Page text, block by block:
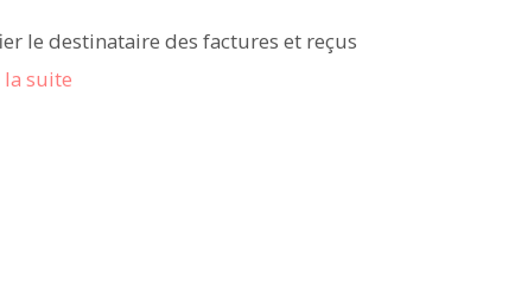
le destinataire des factures et reçus
la suite